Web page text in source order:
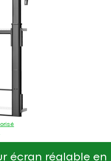
écran réglable en